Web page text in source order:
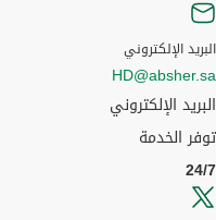
البريد الإلكتروني
HD@absher.sa
البريد الإلكتروني
توفر الخدمة
24/7